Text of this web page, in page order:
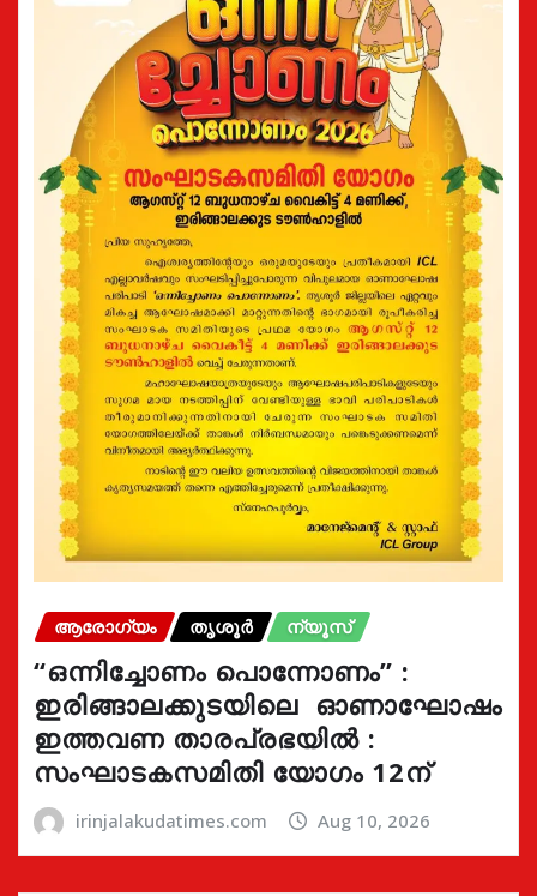
ആരോഗ്യം തൃശൂർ ന്യൂസ്
“ഒന്നിച്ചോണം പൊന്നോണം” :
ഇരിങ്ങാലക്കുടയിലെ ഓണാഘോഷം
ഇത്തവണ താരപ്രഭയിൽ :
സംഘാടകസമിതി യോഗം 12ന്
irinjalakudatimes.com Aug 10, 2026